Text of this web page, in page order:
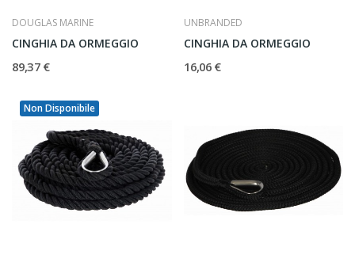
DOUGLAS MARINE
CINGHIA DA ORMEGGIO
89,37 €
UNBRANDED
CINGHIA DA ORMEGGIO
16,06 €
Non Disponibile